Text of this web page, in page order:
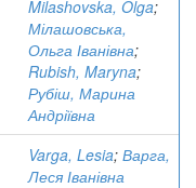
Milashovska, Olga;
Мілашовська,
Ольга Іванівна;
Rubish, Maryna;
Рубіш, Марина
Андріївна
Varga, Lesia; Варга,
Леся Іванівна